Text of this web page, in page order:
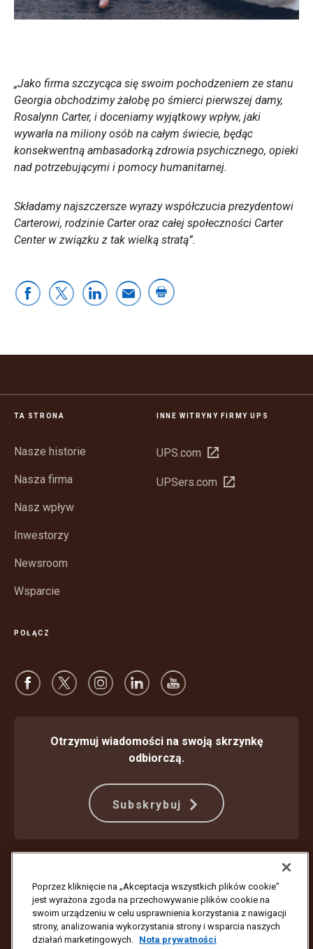
„Jako firma szczycąca się swoim pochodzeniem ze stanu
Georgia obchodzimy żałobę po śmierci pierwszej damy,
Rosalynn Carter, i doceniamy wyjątkowy wpływ, jaki
wywarła na miliony osób na całym świecie, będąc
konsekwentną ambasadorką zdrowia psychicznego, opieki
nad potrzebującymi i pomocy humanitarnej.
Składamy najszczersze wyrazy współczucia prezydentowi
Carterowi, rodzinie Carter oraz całej społeczności Carter
Center w związku z tak wielką stratą”.
TA STRONA
Nasze historie
Nasza firma
Nasz wpływ
Inwestorzy
Newsroom
Wsparcie
INNE WITRYNY FIRMY UPS
UPS.com Otwórz
nowym
UPSers.com Otwórz
POŁĄCZ
Otrzymuj wiadomości na swoją skrzynkę
odbiorczą.
Subskrybuj
Ustawienia plików cookie
Copyright ©1994–2026 United Parcel Service of America, Inc. Wszelkie
prawa zastrzeżone. Nie chcesz już otrzymywać aktualizacji e-mail?
Anuluj subskrypcję tutaj
Poprzez kliknięcie na „Akceptacja wszystkich plików cookie”
jest wyrażona zgoda na przechowywanie plików cookie na
swoim urządzeniu w celu usprawnienia korzystania z nawigacji
strony, analizowania wykorzystania strony i wsparcia naszych
działań marketingowych. Nota prywatności